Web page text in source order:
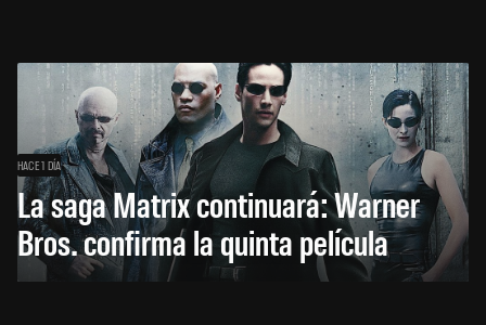
HACE 1 DÍA
La saga Matrix continuará: Warner
Bros. confirma la quinta película